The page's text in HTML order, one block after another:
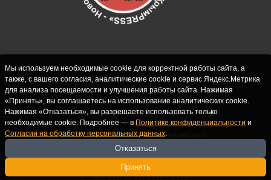
СИ "Новости Крыма - КрымPRESS".
Свидетельство о регистрации СМИ ЭЛ № ФС
77-62916 выдано Федеральной службой по
надзору в сфере связи, информационных
технологий и массовых коммуникаций
(Роскомнадзор) 10.09.2015. Учредитель и
главный редактор: Крутских С.М. Почта:
crimearfinfo@yandex.ru. Телефон Редакции:
Мы используем необходимые cookie для корректной работы сайта, а
также, с вашего согласия, аналитические cookie и сервис Яндекс.Метрика
для анализа посещаемости и улучшения работы сайта. Нажимая
«Принять», вы соглашаетесь на использование аналитических cookie.
Нажимая «Отказаться», вы разрешаете использовать только
необходимые cookie. Подробнее — в Политике конфиденциальности и
Согласии на обработку персональных данных.
Отказаться
Принять